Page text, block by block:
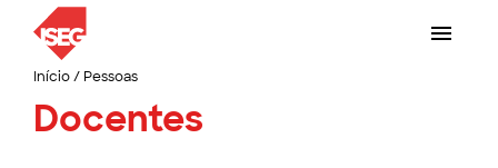
Início/ Pessoas
Docentes